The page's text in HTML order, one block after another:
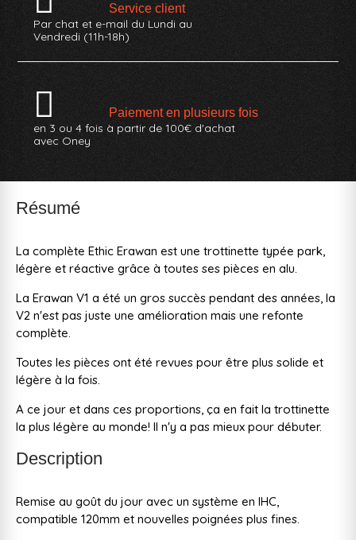
Service client
Par chat et e-mail du Lundi au
Vendredi (11h-18h)
Paiement en plusieurs fois
en 3 ou 4 fois à partir de 100€ d'achat
avec Oney
Résumé
La complète Ethic Erawan est une trottinette typée park,
légère et réactive grâce à toutes ses pièces en alu.
La Erawan V1 a été un gros succès pendant des années, la
V2 n'est pas juste une amélioration mais une refonte
complète.
Toutes les pièces ont été revues pour être plus solide et
légère à la fois.
A ce jour et dans ces proportions, ça en fait la trottinette
la plus légère au monde! Il n'y a pas mieux pour débuter.
Description
Remise au goût du jour avec un système en IHC,
compatible 120mm et nouvelles poignées plus fines.